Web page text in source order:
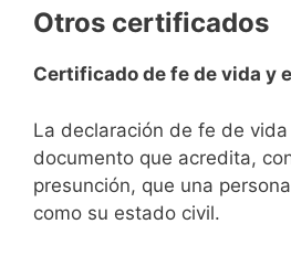
Otros certificados
Certificado de fe de vida y
La declaración de fe de
documento que acredita,
presunción, que una
como su estado civil.